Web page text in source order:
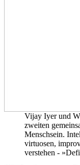
Vijay Iyer und
zweiten
Menschsein.
virtuosen,
verstehen -